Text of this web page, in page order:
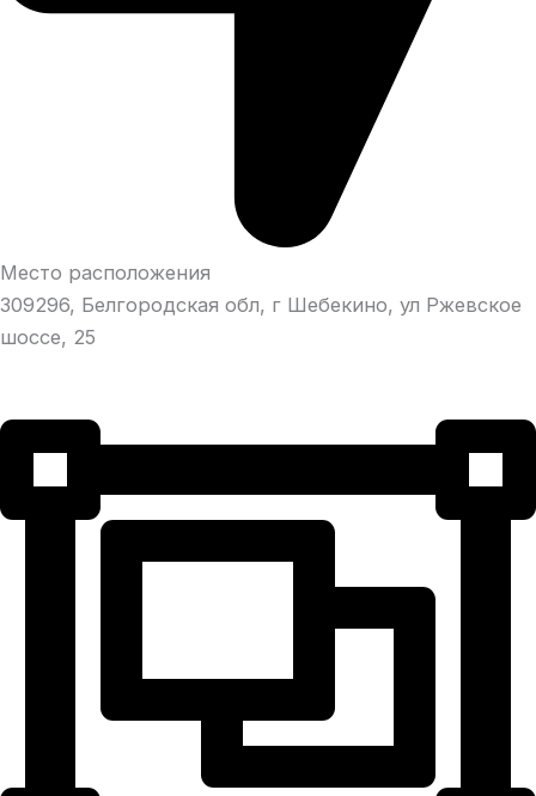
Место расположения
309296, Белгородская обл, г Шебекино, ул Ржевское
шоссе, 25